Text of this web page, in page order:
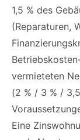
1,5 % des
(Reparaturen,
vermieteten
(2 % / 3 % /
Eine